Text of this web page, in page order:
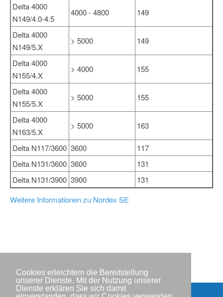
Cookies erleichtern die Bereitstellung
unserer Dienste. Mit der Nutzung unserer
Dienste erklären Sie sich damit
Delta 4000
N149/4.0-4.5
4000 - 4800 149
Delta 4000
N149/5.X
> 5000 149
Delta 4000
N155/4.X
> 4000 155
Delta 4000
N155/5.X
> 5000 155
Delta 4000
N163/5.X
> 5000 163
Delta N117/3600 3600
117
Delta N131/3600 3600
131
Delta N131/3900 3900
131
Weitere Informationen zu Nordex SE